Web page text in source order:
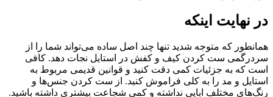
در نهایت اینکه
همانطور که متوجه شدید تنها چند اصل ساده می‌تواند شما را از
سردرگمی ست کردن کیف و کفش در استایل نجات دهد. کافی
است که به جزئیات کمی دقت کنید و قوانین قدیمی مربوط به
استایل و مد را به کلی فراموش کنید. از ست کردن جنس‌ها و
رنگ‌های مختلف ابایی نداشته و کمی شجاعت بیشتری داشته باشید.